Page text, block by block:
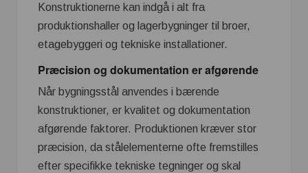
Konstruktionerne kan indgå i alt fra
produktionshaller og lagerbygninger til broer,
etagebyggeri og tekniske installationer.
Præcision og dokumentation er afgørende
Når bygningsstål anvendes i bærende
konstruktioner, er kvalitet og dokumentation
afgørende faktorer. Produktionen kræver stor
præcision, da stålelementerne ofte fremstilles
efter specifikke tekniske tegninger og skal